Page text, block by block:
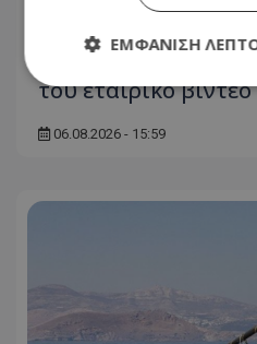
του εταιρικό βίντεο
06.08.2026 - 15:59
ΕΜΦΆΝΙΣΗ
Απολύτως απαραίτητα
Τα απολύτως απαραίτητα
βασικές λειτουργίες του
σύνδεση χρήστη και τη
Ο ιστότοπος δεν μπορεί
χωρίς τα απολύτως
Ονοματεπώνυμο